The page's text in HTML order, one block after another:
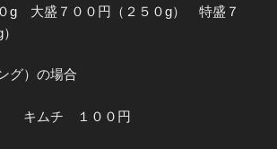
g 大盛７００円（２５０g） 特盛７
グ）の場合
キムチ １００円